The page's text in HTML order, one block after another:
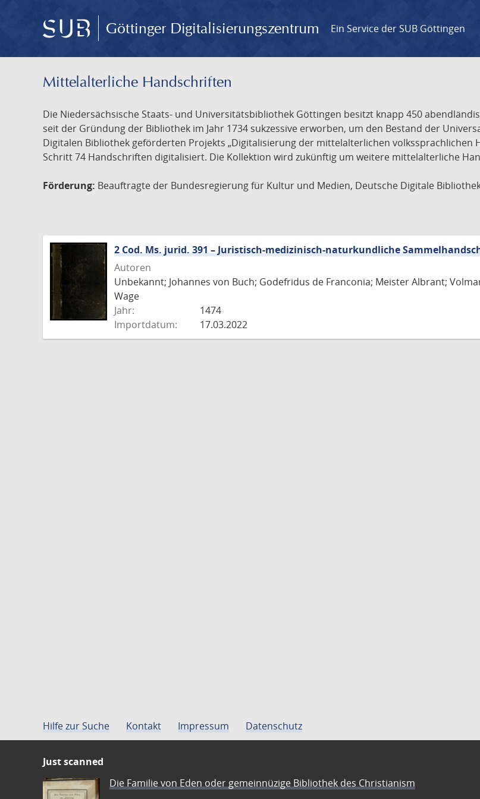
Göttinger Digitalisierungszentrum Ein Service der SUB Göttingen
Mittelalterliche Handschriften
Die Niedersächsische Staats- und Universitätsbibliothek Göttingen besitzt knapp 450
seit der Gründung der Bibliothek im Jahr 1734 sukzessive erworben, um den Bestand der
Digitalen Bibliothek geförderten Projekts „Digitalisierung der mittelalterlichen volkssprachlichen
Schritt 74 Handschriften digitalisiert. Die Kollektion wird zukünftig um weitere mittelalterliche
Förderung: Beauftragte der Bundesregierung für Kultur und Medien, Deutsche Digitale
2 Cod. Ms. jurid. 391 – Juristisch-medizinisch-naturkundliche
Autoren
Unbekannt; Johannes von Buch; Godefridus de Franconia; Meister Albrant;
Wage
Jahr:
1474
Importdatum:
17.03.2022
Hilfe zur Suche Kontakt Impressum Datenschutz
Just scanned
Die Familie von Eden oder gemeinnüzige Bibliothek des Christianism